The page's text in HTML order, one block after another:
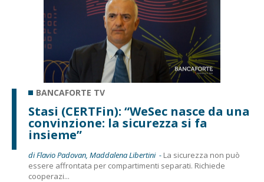
BANCAFORTE TV
Stasi (CERTFin): “WeSec nasce da una
convinzione: la sicurezza si fa
insieme”
di Flavio Padovan, Maddalena Libertini - La sicurezza non può
essere affrontata per compartimenti separati. Richiede
cooperazi...